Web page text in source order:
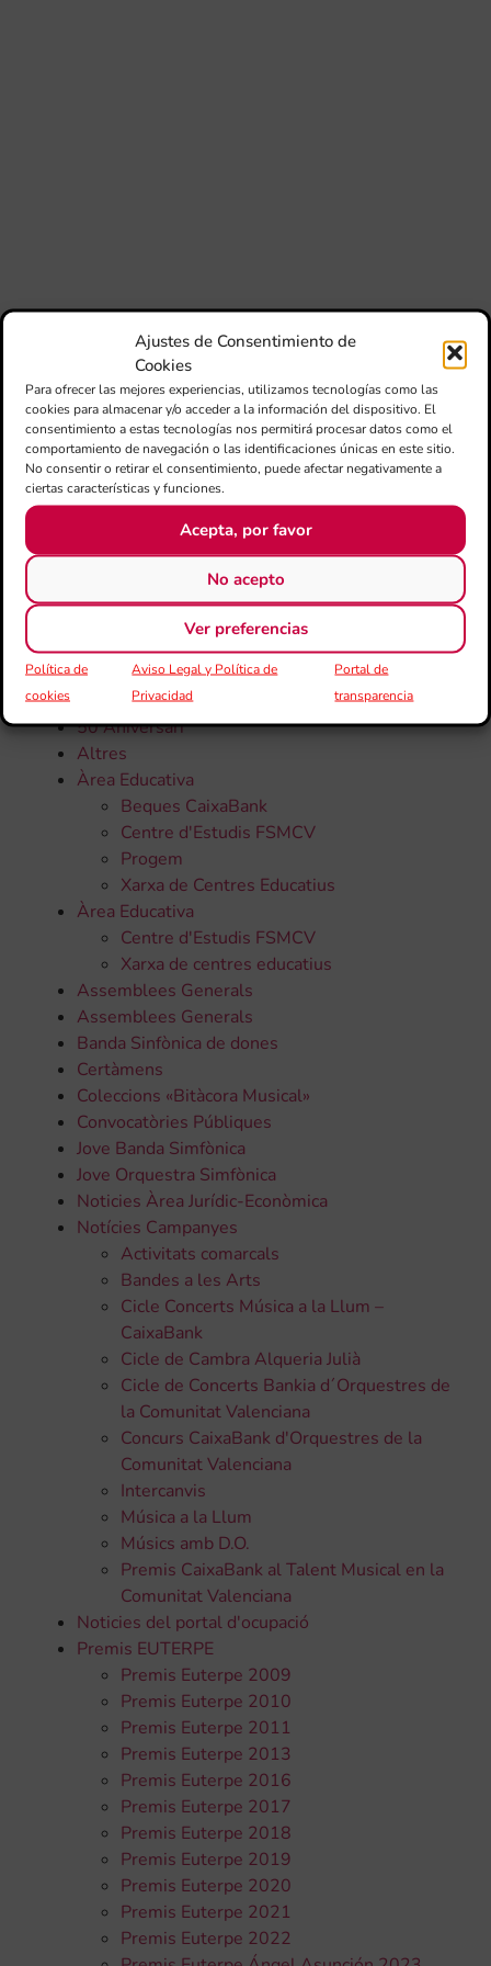
Ajustes de Consentimiento de
Cookies
Para ofrecer las mejores experiencias, utilizamos tecnologías como las
cookies para almacenar y/o acceder a la información del dispositivo. El
consentimiento a estas tecnologías nos permitirá procesar datos como el
comportamiento de navegación o las identificaciones únicas en este sitio.
No consentir o retirar el consentimiento, puede afectar negativamente a
ciertas características y funciones.
Acepta, por favor
No acepto
Ver preferencias
Política de
cookies
Aviso Legal y Política de
Privacidad
Portal de
transparencia
Todas la noticias
50 Aniversari
Altres
Àrea Educativa
Beques CaixaBank
Centre d'Estudis FSMCV
Progem
Xarxa de Centres Educatius
Àrea Educativa
Centre d'Estudis FSMCV
Xarxa de centres educatius
Assemblees Generals
Assemblees Generals
Banda Sinfònica de dones
Certàmens
Coleccions «Bitàcora Musical»
Convocatòries Públiques
Jove Banda Simfònica
Jove Orquestra Simfònica
Noticies Àrea Jurídic-Econòmica
Notícies Campanyes
Activitats comarcals
Bandes a les Arts
Cicle Concerts Música a la Llum –
CaixaBank
Cicle de Cambra Alqueria Julià
Cicle de Concerts Bankia d´Orquestres de
la Comunitat Valenciana
Concurs CaixaBank d'Orquestres de la
Comunitat Valenciana
Intercanvis
Música a la Llum
Músics amb D.O.
Premis CaixaBank al Talent Musical en la
Comunitat Valenciana
Noticies del portal d'ocupació
Premis EUTERPE
Premis Euterpe 2009
Premis Euterpe 2010
Premis Euterpe 2011
Premis Euterpe 2013
Premis Euterpe 2016
Premis Euterpe 2017
Premis Euterpe 2018
Premis Euterpe 2019
Premis Euterpe 2020
Premis Euterpe 2021
Premis Euterpe 2022